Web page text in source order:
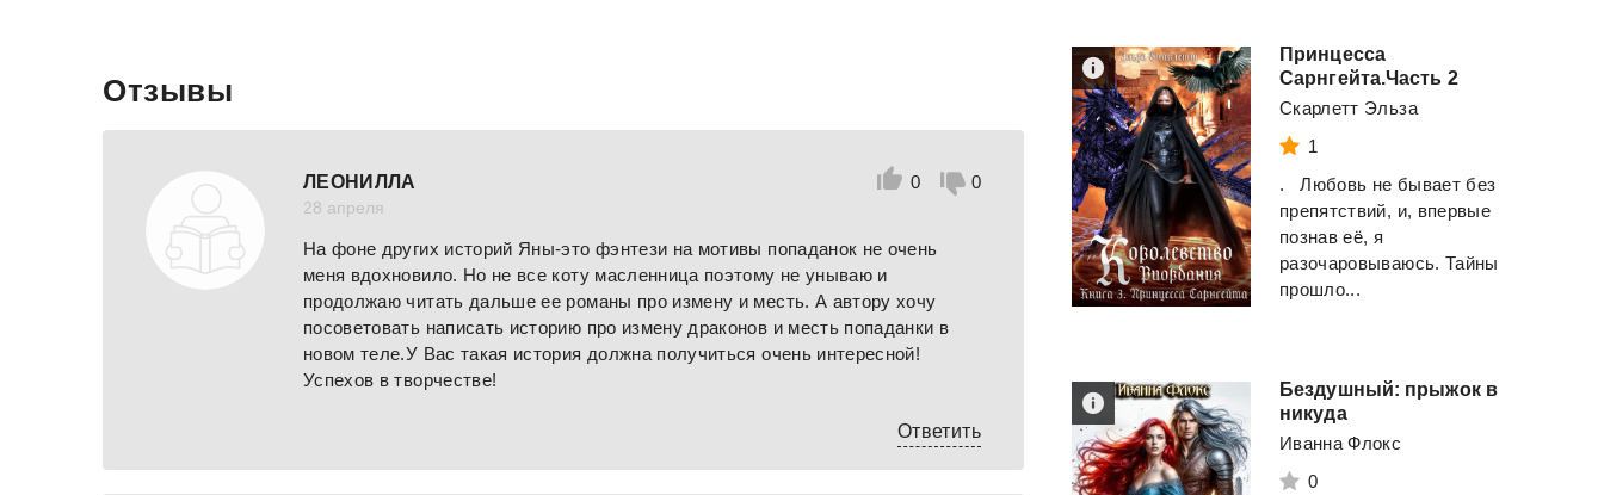
Отзывы
ЛЕОНИЛЛА
28 апреля
0 0
На фоне других историй Яны-это фэнтези на мотивы попаданок не очень
меня вдохновило. Но не все коту масленница поэтому не унываю и
продолжаю читать дальше ее романы про измену и месть. А автору хочу
посоветовать написать историю про измену драконов и месть попаданки в
новом теле.У Вас такая история должна получиться очень интересной!
Успехов в творчестве!
Ответить
Принцесса
Сарнгейта.Часть 2
Скарлетт Эльза
1
. Любовь не бывает без
препятствий, и, впервые
познав её, я
разочаровываюсь. Тайны
прошло...
Бездушный: прыжок в
никуда
Иванна Флокс
0